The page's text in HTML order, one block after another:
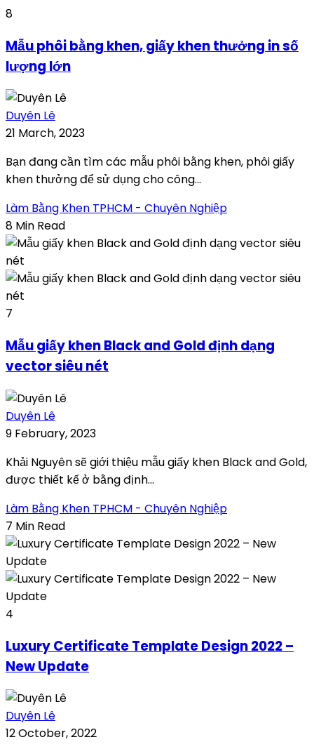
8
Mẫu phôi bằng khen, giấy khen thưởng in số
lượng lớn
Duyên Lê
21 March, 2023
Bạn đang cần tìm các mẫu phôi bằng khen, phôi giấy
khen thưởng để sử dụng cho công...
Làm Bằng Khen TPHCM - Chuyên Nghiệp
8 Min Read
7
Mẫu giấy khen Black and Gold định dạng
vector siêu nét
Duyên Lê
9 February, 2023
Khải Nguyên sẽ giới thiệu mẫu giấy khen Black and Gold,
được thiết kế ở bằng định...
Làm Bằng Khen TPHCM - Chuyên Nghiệp
7 Min Read
4
Luxury Certificate Template Design 2022 –
New Update
Duyên Lê
12 October, 2022